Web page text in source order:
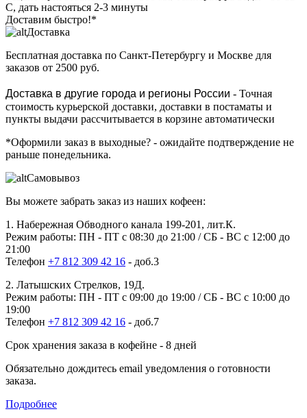
С, дать настояться 2-3 минуты
Доставим быстро!*
Доставка
Бесплатная доставка по Санкт-Петербургу и Москве для
заказов от 2500 руб.
Доставка в другие города и регионы России - Точная
стоимость курьерской доставки, доставки в постаматы и
пункты выдачи рассчитывается в корзине автоматически
*Оформили заказ в выходные? - ожидайте подтверждение не
раньше понедельника.
Самовывоз
Вы можете забрать заказ из наших кофеен:
1. Набережная Обводного канала 199-201, лит.К.
Режим работы: ПН - ПТ с 08:30 до 21:00 / СБ - ВС с 12:00 до
21:00
Телефон +7 812 309 42 16 - доб.3
2. Латышских Стрелков, 19Д.
Режим работы: ПН - ПТ с 09:00 до 19:00 / СБ - ВС с 10:00 до
19:00
Телефон +7 812 309 42 16 - доб.7
Срок хранения заказа в кофейне - 8 дней
Обязательно дождитесь email уведомления о готовности
заказа.
Подробнее